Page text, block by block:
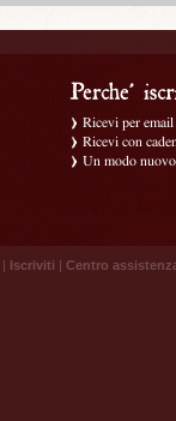
Ricevi per
Ricevi con
Un modo
| Iscriviti | Centro